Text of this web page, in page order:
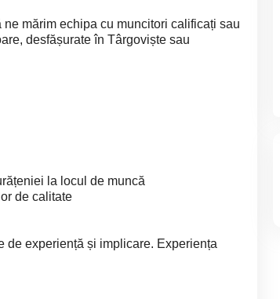
mărim echipa cu muncitori calificați sau
desfășurate în Târgoviște sau
la locul de muncă
de calitate
de experiență și implicare. Experiența